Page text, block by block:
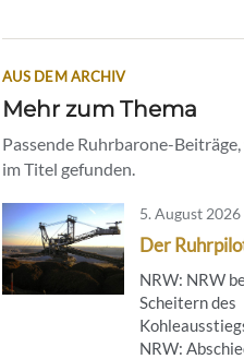
AUS DEM ARCHIV
Mehr zum Thema
Passende Ruhrbarone-
im Titel gefunden.
5. August
Der
NRW: NRW
Scheitern des
NRW: